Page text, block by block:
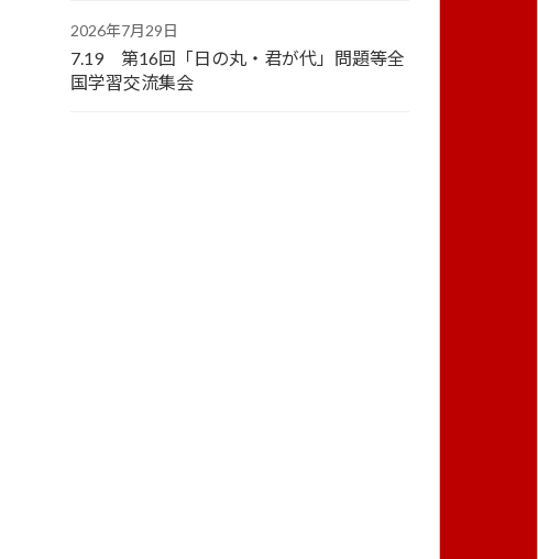
2026年7月29日
7.19 第16回「日の丸・君が代」問題等全
国学習交流集会